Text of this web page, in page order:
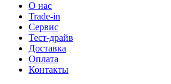
О нас
Trade-in
Сервис
Тест-драйв
Доставка
Оплата
Контакты